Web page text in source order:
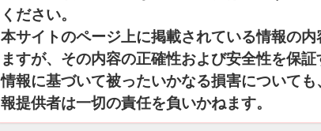
ください。
本サイトのページ上に掲載されている情報の
ますが、その内容の正確性および安全性を保
情報に基づいて被ったいかなる損害について
報提供者は一切の責任を負いかねます。